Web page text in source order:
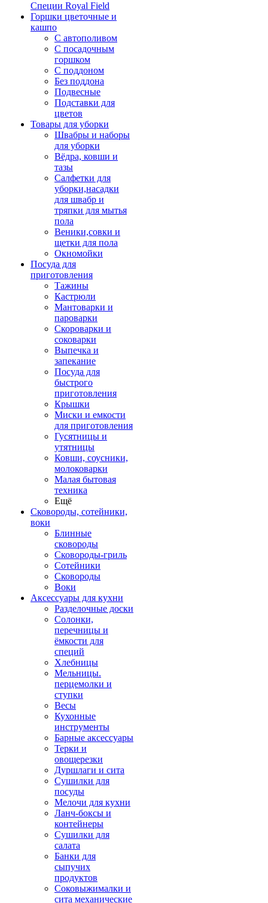
Специи Royal Field
Горшки цветочные и
кашпо
С автополивом
С посадочным
горшком
С поддоном
Без поддона
Подвесные
Подставки для
цветов
Товары для уборки
Швабры и наборы
для уборки
Вёдра, ковши и
тазы
Салфетки для
уборки,насадки
для швабр и
тряпки для мытья
пола
Веники,совки и
щетки для пола
Окномойки
Посуда для
приготовления
Тажины
Кастрюли
Мантоварки и
пароварки
Скороварки и
соковарки
Выпечка и
запекание
Посуда для
быстрого
приготовления
Крышки
Миски и емкости
для приготовления
Гусятницы и
утятницы
Ковши, соусники,
молоковарки
Малая бытовая
техника
Ещё
Сковороды, сотейники,
воки
Блинные
сковороды
Сковороды-гриль
Сотейники
Сковороды
Воки
Аксессуары для кухни
Разделочные доски
Солонки,
перечницы и
ёмкости для
специй
Хлебницы
Мельницы.
перцемолки и
ступки
Весы
Кухонные
инструменты
Барные аксессуары
Терки и
овощерезки
Дуршлаги и сита
Сушилки для
посуды
Мелочи для кухни
Ланч-боксы и
контейнеры
Сушилки для
салата
Банки для
сыпучих
продуктов
Соковыжималки и
сита механические